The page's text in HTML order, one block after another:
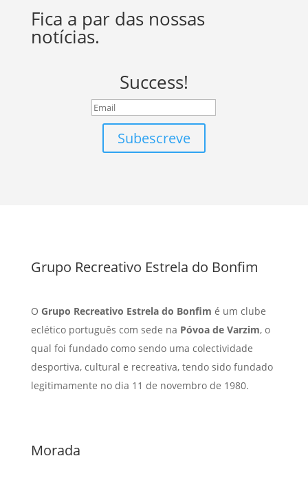
Fica a par das nossas
notícias.
Success!
Subescreve
Grupo Recreativo Estrela do Bonfim
O Grupo Recreativo Estrela do Bonfim é um clube
eclético português com sede na Póvoa de Varzim, o
qual foi fundado como sendo uma colectividade
desportiva, cultural e recreativa, tendo sido fundado
legitimamente no dia 11 de novembro de 1980.
Morada